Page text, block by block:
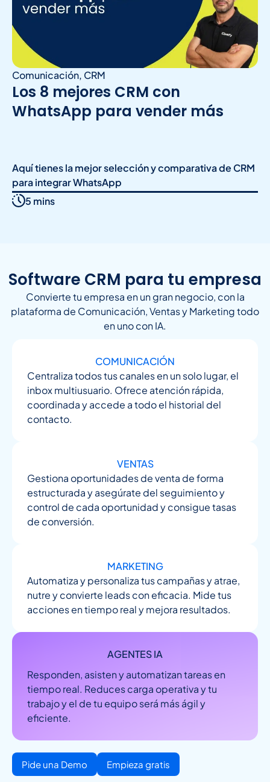
Comunicación, CRM
Los 8 mejores CRM con
WhatsApp para vender más
Aquí tienes la mejor selección y comparativa de CRM
para integrar WhatsApp
5 mins
Software CRM para tu empresa
Convierte tu empresa en un gran negocio, con la
plataforma de Comunicación, Ventas y Marketing todo
en uno con IA.
COMUNICACIÓN
Centraliza todos tus canales en un solo lugar, el
inbox multiusuario. Ofrece atención rápida,
coordinada y accede a todo el historial del
contacto.
VENTAS
Gestiona oportunidades de venta de forma
estructurada y asegúrate del seguimiento y
control de cada oportunidad y consigue tasas
de conversión.
MARKETING
Automatiza y personaliza tus campañas y atrae,
nutre y convierte leads con eficacia. Mide tus
acciones en tiempo real y mejora resultados.
AGENTES IA
Responden, asisten y automatizan tareas en
tiempo real. Reduces carga operativa y tu
trabajo y el de tu equipo será más ágil y
eficiente.
Pide una Demo Empieza gratis